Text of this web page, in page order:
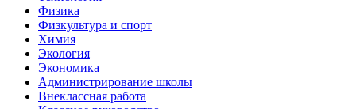
Физика
Физкультура и спорт
Химия
Экология
Экономика
Администрирование школы
Внеклассная работа